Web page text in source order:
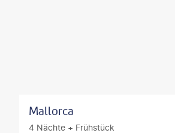
Mallorca
4 Nächte + Frühstück